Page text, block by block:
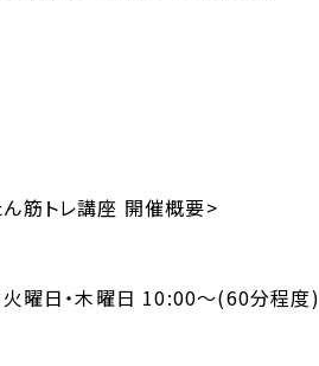
筋トレ講座 開催概要>
火曜日・木曜日 10:00～(60分程度)